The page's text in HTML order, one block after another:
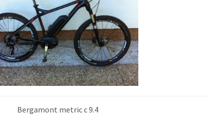
Bergamont metric c 9.4